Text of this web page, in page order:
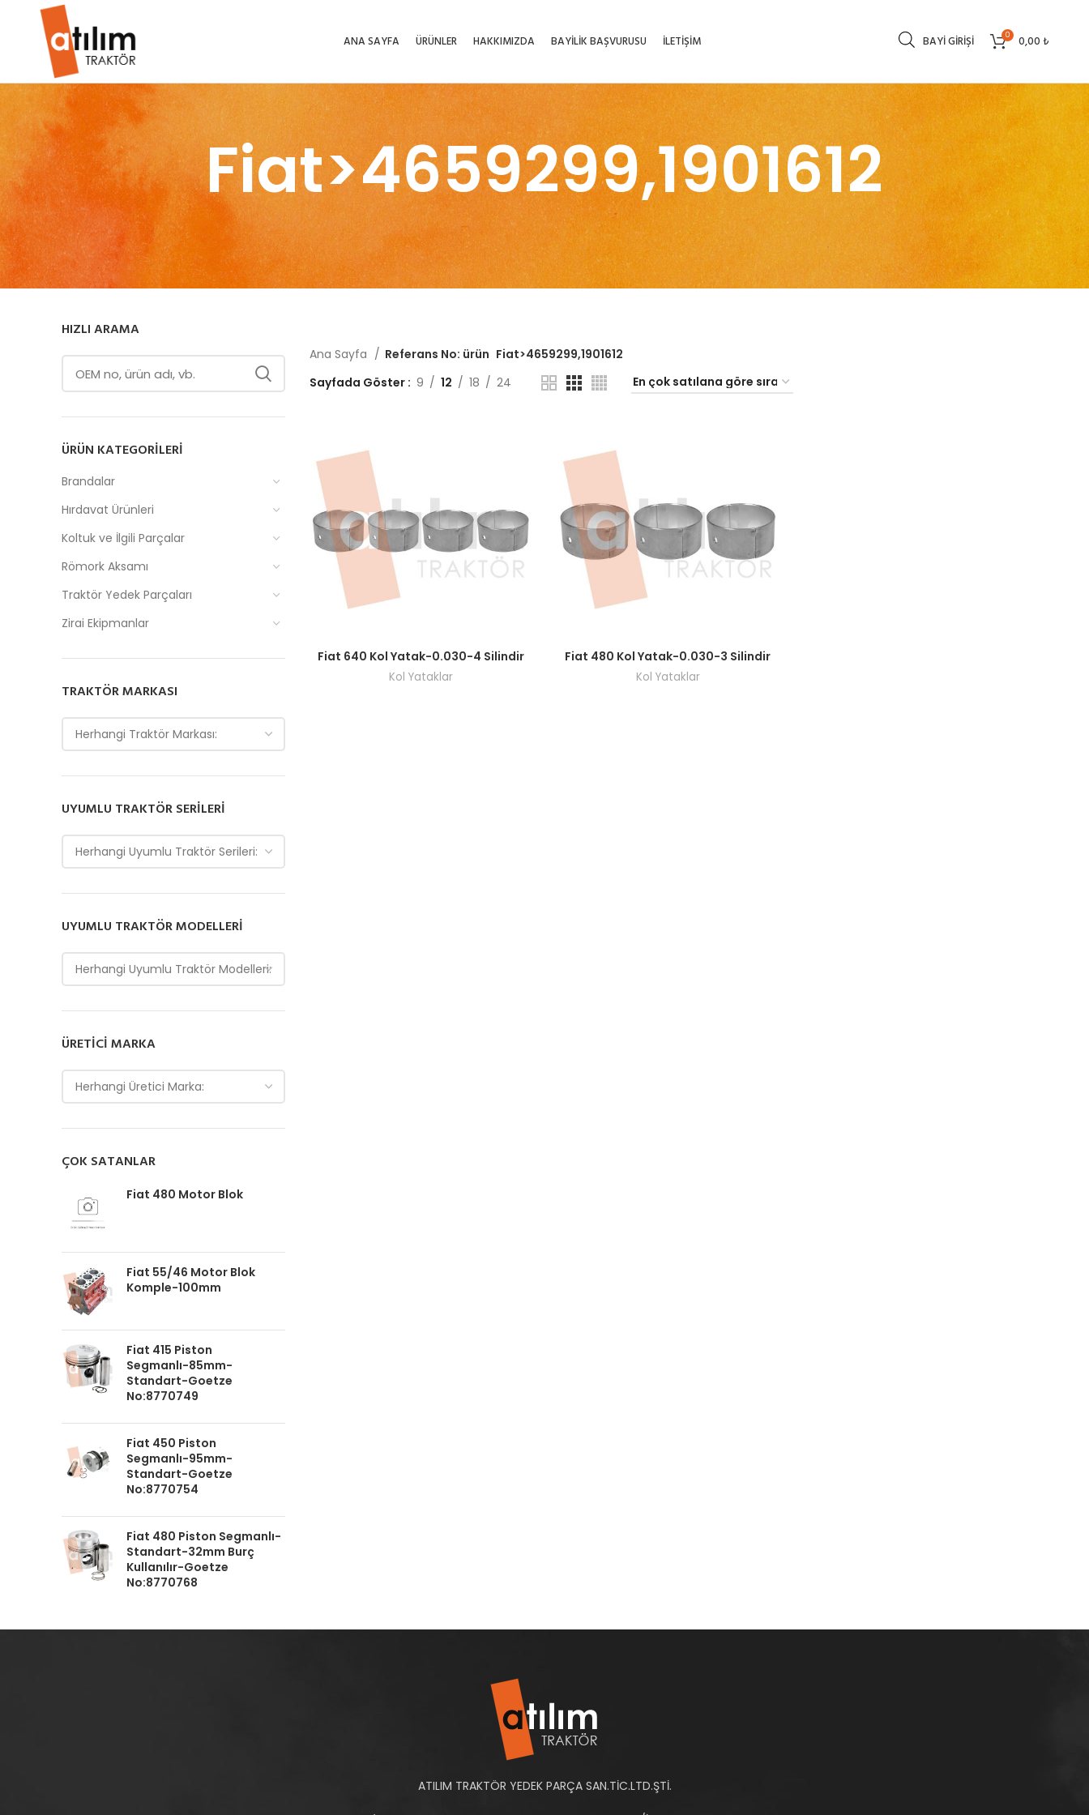
ANA SAYFA ÜRÜNLER HAKKIMIZDA BAYİLİK BAŞVURUSU İLETİŞİM BAYI GIRIŞI 0 0,00₺
Fiat>4659299,1901612
HIZLI ARAMA
ÜRÜN KATEGORILERI
Brandalar
Hırdavat Ürünleri
Koltuk ve İlgili Parçalar
Römork Aksamı
Traktör Yedek Parçaları
Zirai Ekipmanlar
TRAKTÖR MARKASI
Herhangi Traktör Markası:
UYUMLU TRAKTÖR SERILERI
Herhangi Uyumlu Traktör Serileri:
UYUMLU TRAKTÖR MODELLERI
Herhangi Uyumlu Traktör Modelleri:
ÜRETICI MARKA
Herhangi Üretici Marka:
ÇOK SATANLAR
Fiat 480 Motor Blok
Fiat 55/46 Motor Blok
Komple-100mm
Fiat 415 Piston
Segmanlı-85mm-
Standart-Goetze
No:8770749
Fiat 450 Piston
Segmanlı-95mm-
Standart-Goetze
No:8770754
Fiat 480 Piston Segmanlı-
Standart-32mm Burç
Kullanılır-Goetze
No:8770768
Ana Sayfa Referans No: ürün Fiat>4659299,1901612
Sayfada Göster
9 12 18 24
Fiyatları görmek için bayi girişi yapın.
Fiat 640 Kol Yatak-0.030-4 Silindir
Kol Yataklar
Fiyatları görmek için bayi girişi yapın.
Fiat 480 Kol Yatak-0.030-3 Silindir
Kol Yataklar
ATILIM TRAKTÖR YEDEK PARÇA SAN.TİC.LTD.ŞTİ.